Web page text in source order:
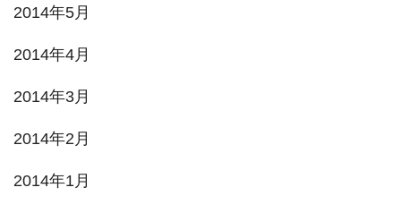
2014年5月
2014年4月
2014年3月
2014年2月
2014年1月